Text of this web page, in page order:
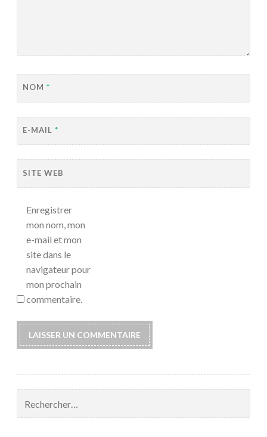
NOM *
E-MAIL *
SITE WEB
Enregistrer
mon nom, mon
e-mail et mon
site dans le
navigateur pour
mon prochain
commentaire.